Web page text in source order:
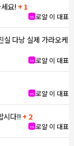
요! + 1
m 로얄 이 대표
실 다낭 실제 가라오케
m 로얄 이 대표
m 로얄 이 대표
시다!! + 2
m 로얄 이 대표